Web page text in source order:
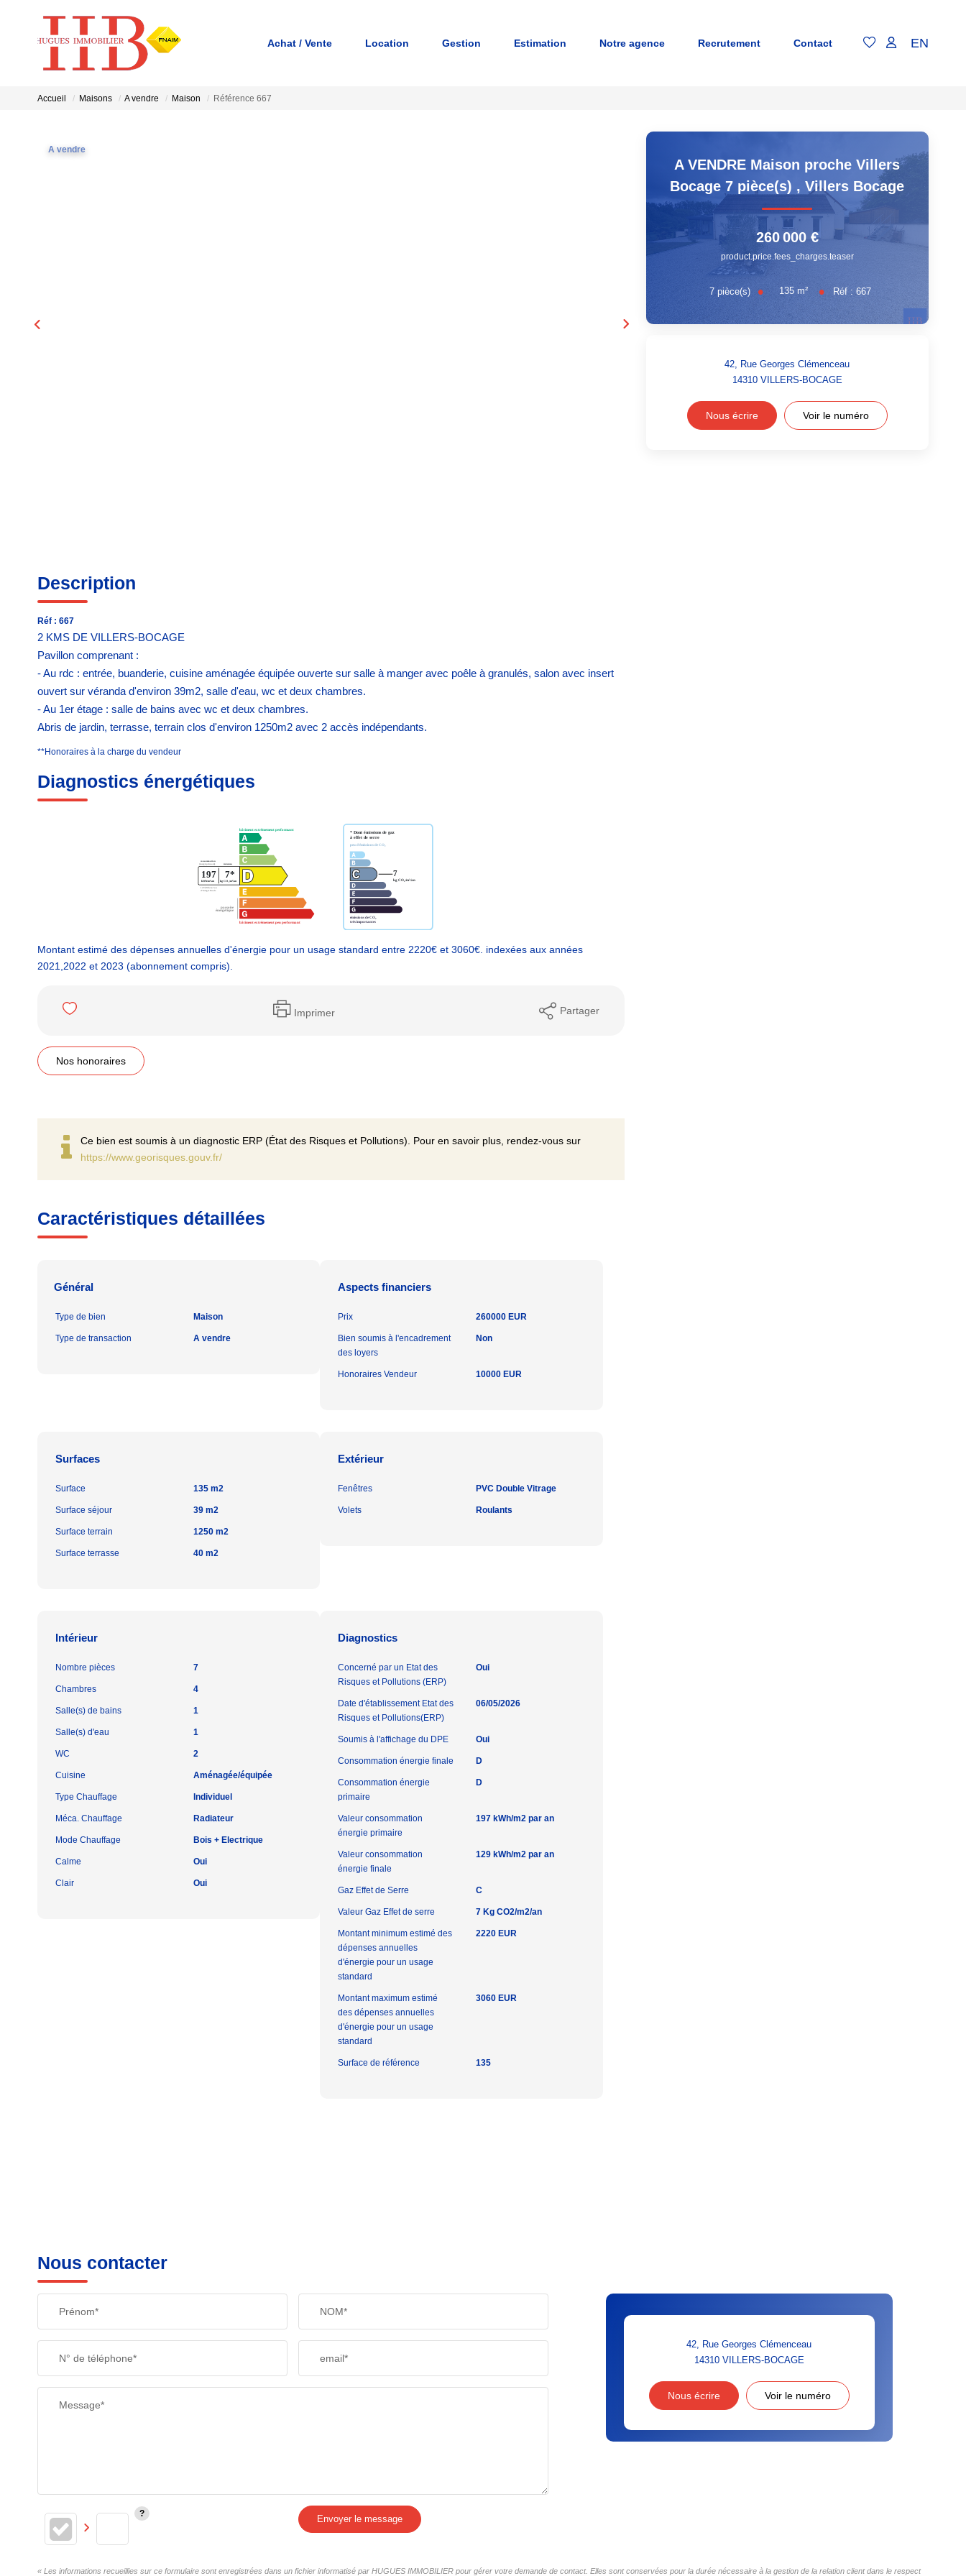
Achat / Vente Location Gestion Estimation Notre agence Recrutement Contact EN
Accueil Maisons A vendre Maison Référence 667
A vendre
Description
Réf : 667
2 KMS DE VILLERS-BOCAGE
Pavillon comprenant :
- Au rdc : entrée, buanderie, cuisine aménagée équipée ouverte sur salle à manger avec poêle à granulés, salon avec insert
ouvert sur véranda d'environ 39m2, salle d'eau, wc et deux chambres.
- Au 1er étage : salle de bains avec wc et deux chambres.
Abris de jardin, terrasse, terrain clos d'environ 1250m2 avec 2 accès indépendants.
**Honoraires à la charge du vendeur
Diagnostics énergétiques
Montant estimé des dépenses annuelles d'énergie pour un usage standard entre 2220€ et 3060€. indexées aux années
2021,2022 et 2023 (abonnement compris).
Imprimer Partager
Nos honoraires
Ce bien est soumis à un diagnostic ERP (État des Risques et Pollutions). Pour en savoir plus, rendez-vous sur
https://www.georisques.gouv.fr/
Caractéristiques détaillées
Général
Type de bien Maison
Type de transaction A vendre
Aspects financiers
Prix 260000 EUR
Bien soumis à l'encadrement
des loyers
Non
Honoraires Vendeur 10000 EUR
Surfaces
Surface 135 m2
Surface séjour 39 m2
Surface terrain 1250 m2
Surface terrasse 40 m2
Extérieur
Fenêtres PVC Double Vitrage
Volets Roulants
Intérieur
Nombre pièces 7
Chambres 4
Salle(s) de bains 1
Salle(s) d'eau 1
WC 2
Cuisine Aménagée/équipée
Type Chauffage Individuel
Méca. Chauffage Radiateur
Mode Chauffage Bois + Electrique
Calme Oui
Clair Oui
Diagnostics
Concerné par un Etat des
Risques et Pollutions (ERP)
Oui
Date d'établissement Etat des
Risques et Pollutions(ERP)
06/05/2026
Soumis à l'affichage du DPE Oui
Consommation énergie finale D
Consommation énergie
primaire
D
Valeur consommation
énergie primaire
197 kWh/m2 par an
Valeur consommation
énergie finale
129 kWh/m2 par an
Gaz Effet de Serre C
Valeur Gaz Effet de serre 7 Kg CO2/m2/an
Montant minimum estimé des
dépenses annuelles
d'énergie pour un usage
standard
2220 EUR
Montant maximum estimé
des dépenses annuelles
d'énergie pour un usage
standard
3060 EUR
Surface de référence 135
A VENDRE Maison proche Villers
Bocage 7 pièce(s) ,Villers Bocage
260 000 €
product.price.fees_charges.teaser
7 pièce(s) 135 m² Réf : 667
42, Rue Georges Clémenceau
14310 VILLERS-BOCAGE
Nous écrire Voir le numéro
Nous contacter
Prénom* NOM*
N° de téléphone* email*
Message*
Envoyer le message
42, Rue Georges Clémenceau
14310 VILLERS-BOCAGE
Nous écrire Voir le numéro
« Les informations recueillies sur ce formulaire sont enregistrées dans un fichier informatisé par HUGUES IMMOBILIER pour gérer votre demande de contact. Elles sont conservées pour la durée nécessaire à la gestion de la relation client dans le respect